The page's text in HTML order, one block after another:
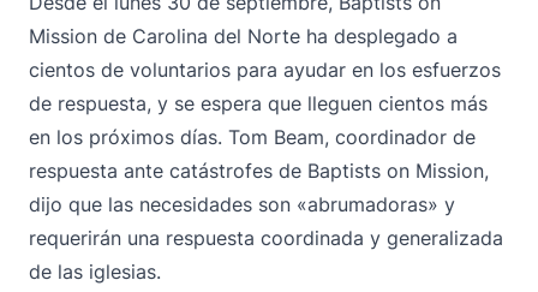
Mission de Carolina del Norte ha desplegado a
cientos de voluntarios para ayudar en los esfuerzos
de respuesta, y se espera que lleguen cientos más
en los próximos días. Tom Beam, coordinador de
respuesta ante catástrofes de Baptists on Mission,
dijo que las necesidades son «abrumadoras» y
requerirán una respuesta coordinada y generalizada
de las iglesias.